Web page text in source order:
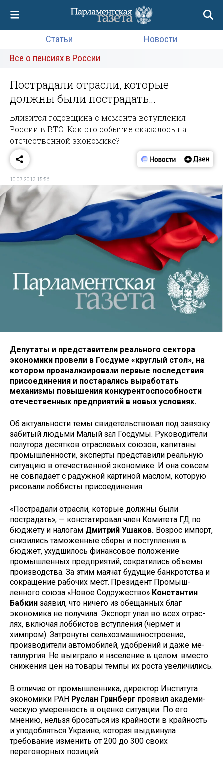
Статьи
Новости
Все о пенсиях в России
Пострадали отрасли, которые
должны были пострадать…
Близится годовщина с момента вступления
России в ВТО. Как это событие сказалось на
отечественной экономике?
10.07.2013 15:56
Депутаты и представители реального сектора
экономики провели в Госдуме «круглый стол», на
котором проанализировали первые последствия
присоединения и постарались выработать
механизмы повышения конкурентоспособности
отечественных предприятий в новых условиях.
Об актуальности темы свидетельство­вал под завязку
забитый людьми Ма­лый зал Госдумы. Руководители
по­лутора десятков отраслевых союзов, капитаны
промышленности, эксперты представили реальную
ситуацию в от­ечественной экономике. И она совсем
не совпадает с радужной картиной маслом, которую
рисовали лоббисты присоединения.
«Пострадали отрасли, которые должны были
пострадать», — конста­тировал член Комитета ГД по
бюджету и налогам Дмитрий Ушаков. Возрос импорт,
снизились таможенные сборы и поступления в
бюджет, ухудшилось финансовое положение
промышлен­ных предприятий, сократились объ­емы
производства. За этим маячат будущие банкротства и
сокращение рабочих мест. Президент Промыш­
ленного союза «Новое Содружество» Константин
Бабкин заявил, что ни­чего из обещанных благ
экономика не получила. Экспорт упал во всех отрас­
лях, включая лоббистов вступления (чермет и
химпром). Затронуты сель­хозмашиностроение,
производители автомобилей, удобрений и даже ме­
таллургия. Не выиграло и население в целом: вместо
снижения цен на товары темпы их роста увеличились.
В отличие от промышленника, ди­ректор Института
экономики РАН Руслан Гринберг проявил академи­
ческую умеренность в оценке ситуа­ции. По его
мнению, нельзя бросать­ся из крайности в крайность
и уподо­бляться Украине, которая выдвинула
требование изменить от 200 до 300 своих
переговорных позиций.